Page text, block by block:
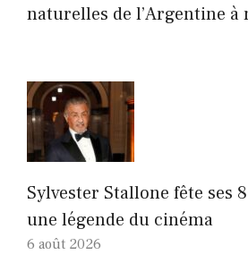
naturelles de l’Argentine à
Sylvester Stallone fête ses
une légende du cinéma
6 août 2026